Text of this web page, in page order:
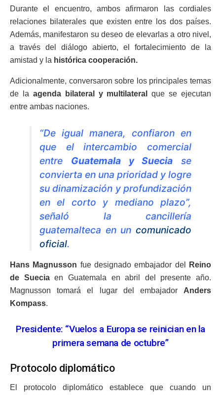
Durante el encuentro, ambos afirmaron las cordiales
relaciones bilaterales que existen entre los dos países.
Además, manifestaron su deseo de elevarlas a otro nivel,
a través del diálogo abierto, el fortalecimiento de la
amistad y la histórica cooperación.
Adicionalmente, conversaron sobre los principales temas
de la agenda bilateral y multilateral
que se ejecutan
entre ambas naciones.
“De igual manera, confiaron en
que el intercambio comercial
entre Guatemala y Suecia se
convierta en una prioridad y logre
su dinamización y profundización
en el corto y mediano plazo”,
señaló la cancillería
guatemalteca en un comunicado
oficial.
Hans Magnusson fue designado embajador del
Reino
de Sueciaen Guatemala en abril del presente año.
Magnusson tomará el lugar del embajador Anders
Kompass.
Presidente: “Vuelos a Europa se reinician en la
primera semana de octubre”
Protocolo diplomático
El protocolo diplomático establece que cuando un